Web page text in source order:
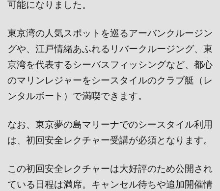
可能になりました。
東京湾の人気スポットを巡るアーバンクルージン
グや、江戸情緒あふれるリバークルージング、東
京湾を代表するシーバスフィッシングなど、都心
のマリンレジャーをシースタイルのクラブ艇（レ
ンタルボート）で満喫できます。
なお、東京夢の島マリーナでのシースタイル利用
は、初回安全レクチャー受講が必須となります。
この初回安全レクチャーは大好評のため公開され
ている日程は満席。キャンセル待ちや追加開催情